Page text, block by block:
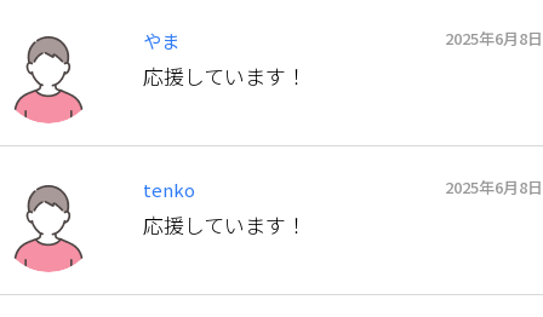
やま 2025年6月8日
応援しています！
tenko 2025年6月8日
応援しています！